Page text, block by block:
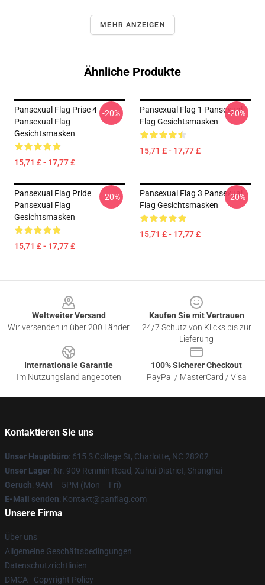
MEHR ANZEIGEN
Ähnliche Produkte
Pansexual Flag Prise 4
Pansexual Flag
Gesichtsmasken
15,71 £ - 17,77 £
-20%
Pansexual Flag 1 Pansexual
Flag Gesichtsmasken
15,71 £ - 17,77 £
-20%
Pansexual Flag Pride
Pansexual Flag
Gesichtsmasken
15,71 £ - 17,77 £
-20%
Pansexual Flag 3 Pansexual
Flag Gesichtsmasken
15,71 £ - 17,77 £
-20%
Weltweiter Versand
Wir versenden in über 200 Länder
Kaufen Sie mit Vertrauen
24/7 Schutz von Klicks bis zur
Lieferung
Internationale Garantie
Im Nutzungsland angeboten
100% Sicherer Checkout
PayPal / MasterCard / Visa
Kontaktieren Sie uns
Unser Hauptbüro: 615 S College St, Charlotte, NC 28202
Unser Lager: Nr. 909 Renmin Road, Xuhui District, Shanghai
Geruch: 9AM – 5PM (Mon – Fri)
E-Mail senden: Kontakt@panflag.com
Unsere Firma
Über uns
Allgemeine Geschäftsbedingungen
Datenschutzrichtlinien
DMCA - Copyright Policy